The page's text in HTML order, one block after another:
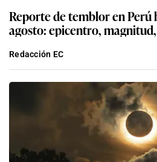
Reporte de temblor en Perú
agosto: epicentro,
Redacción EC